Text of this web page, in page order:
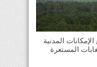
المدنية
المستعرة